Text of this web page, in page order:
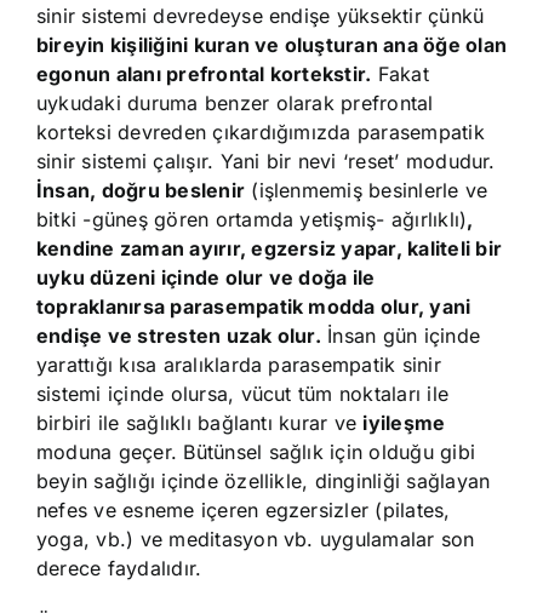
sinir sistemi devredeyse endişe yüksektir çünkü
bireyin kişiliğini kuran ve oluşturan ana öğe olan
egonun alanı prefrontal kortekstir. Fakat
uykudaki duruma benzer olarak prefrontal
korteksi devreden çıkardığımızda parasempatik
sinir sistemi çalışır. Yani bir nevi ‘reset’ modudur.
İnsan, doğru beslenir (işlenmemiş besinlerle ve
bitki -güneş gören ortamda yetişmiş- ağırlıklı),
kendine zaman ayırır, egzersiz yapar, kaliteli bir
uyku düzeni içinde olur ve doğa ile
topraklanırsa parasempatik modda olur, yani
endişe ve stresten uzak olur. İnsan gün içinde
yarattığı kısa aralıklarda parasempatik sinir
sistemi içinde olursa, vücut tüm noktaları ile
birbiri ile sağlıklı bağlantı kurar ve iyileşme
moduna geçer. Bütünsel sağlık için olduğu gibi
beyin sağlığı içinde özellikle, dinginliği sağlayan
nefes ve esneme içeren egzersizler (pilates,
yoga, vb.) ve meditasyon vb. uygulamalar son
derece faydalıdır.